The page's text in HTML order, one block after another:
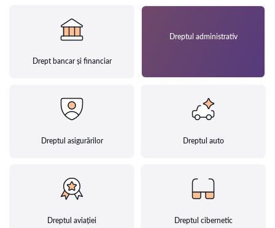
Drept bancar și financiar
Dreptul administrativ
Dreptul asigurărilor Dreptul auto
Dreptul aviației Dreptul cibernetic